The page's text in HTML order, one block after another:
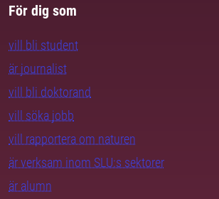
För dig som
vill bli student
är journalist
vill bli doktorand
vill söka jobb
vill rapportera om naturen
är verksam inom SLU:s sektorer
är alumn